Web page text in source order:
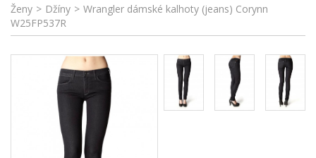
Ženy > Džíny > Wrangler dámské kalhoty (jeans) Corynn
W25FP537R